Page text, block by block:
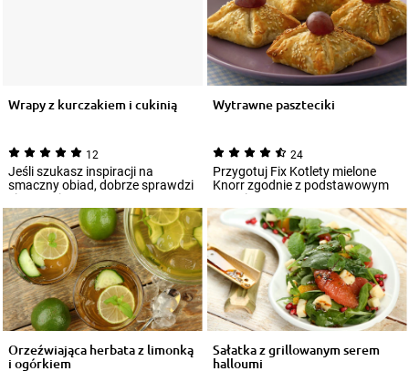
Wrapy z kurczakiem i cukinią
12
Jeśli szukasz inspiracji na
smaczny obiad, dobrze sprawdzi
się przepis na wrapy z
kurczakiem, cuk...
Wytrawne paszteciki
24
Przygotuj Fix Kotlety mielone
Knorr zgodnie z podstawowym
przepisem.
Orzeźwiająca herbata z limonką
i ogórkiem
Sałatka z grillowanym serem
halloumi